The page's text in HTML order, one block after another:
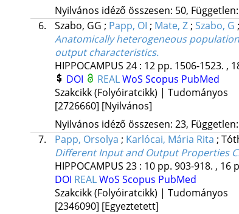
Nyilvános idéző összesen: 50,
6.
Szabo, GG ; Papp, OI ; Mate, Z ; Szabo, G ;
Anatomically heterogeneous
output characteristics.
HIPPOCAMPUS 24: 12 pp. 1506-1523. ,
DOI
REALWoS Scopus PubMed
Szakcikk (Folyóiratcikk) | Tudományos
[2726660] [Nyilvános]
Nyilvános idéző összesen: 23,
7.
Papp, Orsolya ; Karlócai, Mária Rita ;
Different Input and Output Properties
HIPPOCAMPUS 23: 10 pp. 903-918. , 16
DOI REALWoS Scopus PubMed
Szakcikk (Folyóiratcikk) | Tudományos
[2346090] [Egyeztetett]